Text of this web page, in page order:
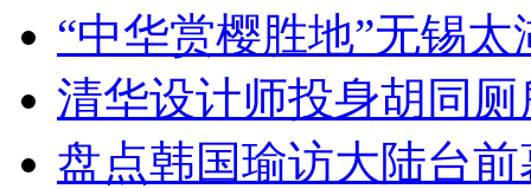
“中华赏樱胜地”无锡
清华设计师投身胡同
盘点韩国瑜访大陆台